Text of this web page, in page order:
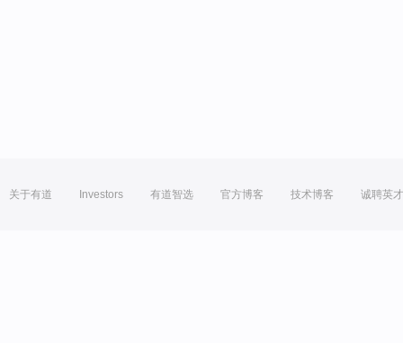
关于有道 Investors 有道智选 官方博客 技术博客 诚聘英才